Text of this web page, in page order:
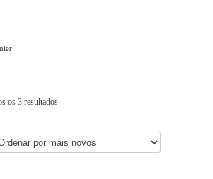
os 3 resultados